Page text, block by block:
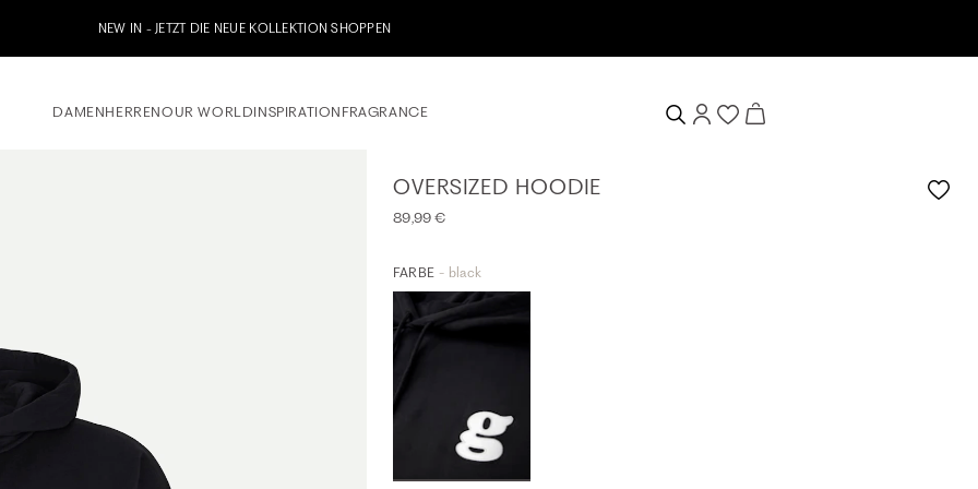
zu unserem Whatsapp Newsletter anmelden & 10% Willkommensgutschein erhalten
DAMENHERRENOUR WORLDINSPIRATION FRAGRANCE
OVERSIZED HOODIE
89,99 €
FARBE - black